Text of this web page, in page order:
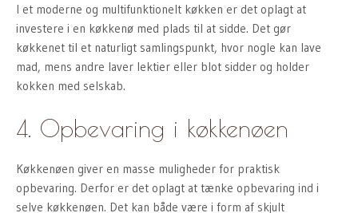
I et moderne og multifunktionelt køkken er det oplagt at
investere i en køkkenø med plads til at sidde. Det gør
køkkenet til et naturligt samlingspunkt, hvor nogle kan lave
mad, mens andre laver lektier eller blot sidder og holder
kokken med selskab.
4. Opbevaring i køkkenøen
Køkkenøen giver en masse muligheder for praktisk
opbevaring. Derfor er det oplagt at tænke opbevaring ind i
selve køkkenøen. Det kan både være i form af skjult